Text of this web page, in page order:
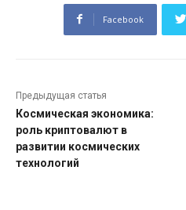
Facebook
Предыдущая статья
Космическая экономика:
роль криптовалют в
развитии космических
технологий